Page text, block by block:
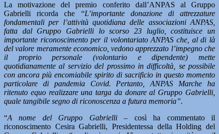
La motivazione del premio conferito dall’ANPAS al Gruppo
Gabrielli ricorda che “L’importante donazione di attrezzature
fondamentali per l’attività quotidiana delle associazioni ANPAS,
fatta dal Gruppo Gabrielli lo scorso 23 luglio, costituisce un
importante riconoscimento per il volontariato ANPAS che, al di là
del valore meramente economico, vedono apprezzato l’impegno che
il proprio personale (volontario e dipendente) mette
quotidianamente al servizio del prossimo in difficoltà, se possibile
con ancora più encomiabile spirito di sacrificio in questo momento
particolare di pandemia Covid. Pertanto, ANPAS Marche ha
ritenuto equo realizzare una targa da donare al Gruppo Gabrielli,
quale tangibile segno di riconoscenza a futura memoria”.
“A nome del Gruppo Gabrielli – così ha commentato il
riconoscimento Cesira Gabrielli, Presidentessa della Holding del